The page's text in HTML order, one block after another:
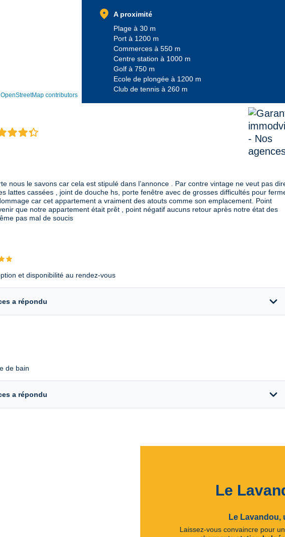
contributors
location_on
A proximité
Plage à 30 m
Port à 1200 m
Commerces à 550 m
Centre station à 1000 m
Golf à 750 m
Ecole de plongée à 1200 m
Club de tennis à 260 m
4.3 sur 5
nous le savons car cela est stipulé dans l’annonce . Par contre vintage ne veut pas
lattes cassées , joint de douche hs, porte fenêtre avec de grosses difficultés pour
car cet appartement a vraiment des atouts comme son emplacement. Point
que notre appartement était prêt , point négatif aucuns retour après notre état des
pas mal de soucis
et disponibilité au rendez-vous
a répondu expand_more
de bain
a répondu expand_more
Le
Le
Laissez-vous convaincre pour